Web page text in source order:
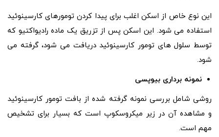
این نوع خاص از اسکن اغلب برای پیدا کردن تومورهای کارسینوئید
استفاده می شود. این اسکن پس از تزریق یک ماده رادیواکتیو که
توسط سلول های تومور کارسینوئید دریافت می شود، گرفته می
شود.
نمونه برداری بیوپسی
روشی شامل بررسی نمونه گرفته شده از بافت تومور کارسینوئید
و مشاهده آن در زیر میکروسکوپ است که بسیار برای تشخیص
مهم است.